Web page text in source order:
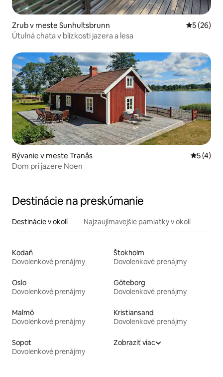
Zrub v meste Sunhultsbrunn
5 (26)
Útulná chata v blízkosti jazera a lesa
Bývanie v meste Tranås
5 (4)
Dom pri jazere Noen
Destinácie na preskúmanie
Destinácie v okolí Najzaujímavejšie pamiatky v okolí
Kodaň
Dovolenkové prenájmy
Štokholm
Dovolenkové prenájmy
Oslo
Dovolenkové prenájmy
Göteborg
Dovolenkové prenájmy
Malmö
Dovolenkové prenájmy
Kristiansand
Dovolenkové prenájmy
Sopot
Dovolenkové prenájmy
Zobraziť viac